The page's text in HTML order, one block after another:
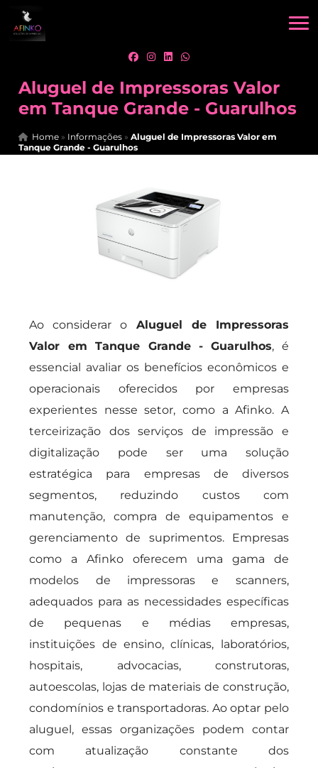
Aluguel de Impressoras Valor
em Tanque Grande - Guarulhos
Home » Informações »Aluguel de Impressoras Valor em
Tanque Grande - Guarulhos
Ao considerar o Aluguel de Impressoras
Valor em Tanque Grande - Guarulhos, é
essencial avaliar os benefícios econômicos e
operacionais oferecidos por empresas
experientes nesse setor, como a Afinko. A
terceirização dos serviços de impressão e
digitalização pode ser uma solução
estratégica para empresas de diversos
segmentos, reduzindo custos com
manutenção, compra de equipamentos e
gerenciamento de suprimentos. Empresas
como a Afinko oferecem uma gama de
modelos de impressoras e scanners,
adequados para as necessidades específicas
de pequenas e médias empresas,
instituições de ensino, clínicas, laboratórios,
hospitais, advocacias, construtoras,
autoescolas, lojas de materiais de construção,
condomínios e transportadoras. Ao optar pelo
aluguel, essas organizações podem contar
com atualização constante dos